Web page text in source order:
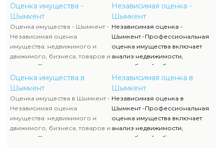
транспорта, оборудования,
смет, животных и
недропользования. Услуга
востребована для сделок,
бухгалтерского учета и
судебных споров. Отчет об
оценке соответствует
требованиям законодательства
и обеспечивает точность и
Оценка имущества -
Шымкент
Оценка имущества - Шымкент -
Независимая оценка
имущества: недвижимого и
движимого, бизнеса, товаров и
активов. Проводится оценка
транспорта, оборудования,
смет, животных и
недропользования. Услуга
востребована для сделок,
бухгалтерского учета и
судебных споров. Отчет об
оценке соответствует
Оценка имущества в
Шымкент
Оценка имущества в Шымкент -
Независимая оценка
имущества: недвижимого и
движимого, бизнеса, товаров и
активов. Проводится оценка
финансовых активов и бизнеса.
Независимая оценка помогает
определить реальную
стоимость объектов для
кредитования, страхования,
судебных процессов и
бухгалтерского учета.
Эксперты используют
современные методы анализа
заключения, принимаемые
банками и государственными
структурами Казахстана.
Независимая оценка -
Шымкент
Независимая оценка -
Шымкент -Профессиональная
оценка имущества включает
анализ недвижимости,
автомобилей, оборудования,
товаров, финансовых активов и
бизнеса. Независимая оценка
помогает определить
реальную стоимость объектов
для кредитования,
страхования, судебных
процессов и бухгалтерского
Независимая оценка в
Шымкент
Независимая оценка в
Шымкент -Профессиональная
оценка имущества включает
анализ недвижимости,
автомобилей, оборудования,